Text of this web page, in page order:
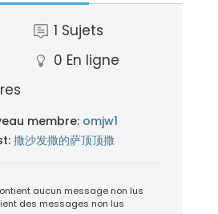
1 Sujets
0 En ligne
membre: omjw1
撒沙发撒的萨顶顶撒
aucun message non lus
des messages non lus